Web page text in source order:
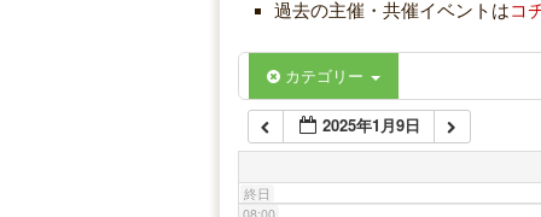
過去の主催・共催イベントはコ
カテゴリー
2025年1月9日
終日
06:00
07:00